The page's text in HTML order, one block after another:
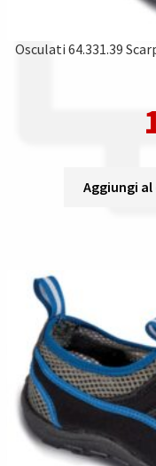
Osculati 64.331.39
Aggiungi